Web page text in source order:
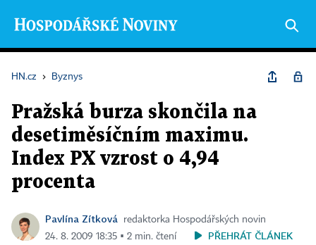
HN.cz › Byznys
Pražská burza skončila na
desetiměsíčním maximu.
Index PX vzrost o 4,94
procenta
Pavlína Zítková
redaktorka Hospodářských novin
24. 8. 2009 18:35 ▪ 2 min. čtení
PŘEHRÁT ČLÁNEK